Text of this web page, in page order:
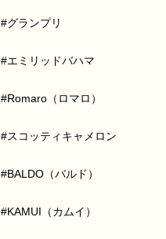
#グランプリ
#エミリッドバハマ
#Romaro（ロマロ）
#スコッティキャメロン
#BALDO（バルド）
#KAMUI（カムイ）